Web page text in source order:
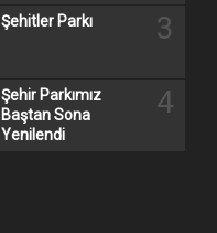
Şehitler Parkı 3
Şehir Parkımız
Baştan Sona
Yenilendi
4